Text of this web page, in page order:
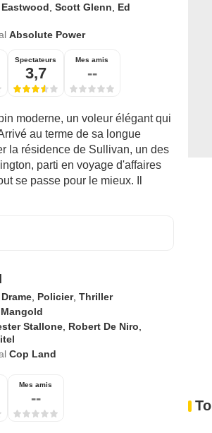
Scott Glenn
Ed
Absolute Power
Spectateurs
3,7
Mes amis
--
moderne, un voleur élégant qui
au terme de sa longue
la résidence de Sullivan, un des
parti en voyage d'affaires
se passe pour le mieux. Il
Drame, Policier, Thriller
Stallone, Robert De Niro
Cop Land
Mes amis
--